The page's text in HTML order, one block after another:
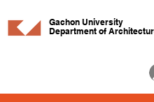
Gachon University
Department of